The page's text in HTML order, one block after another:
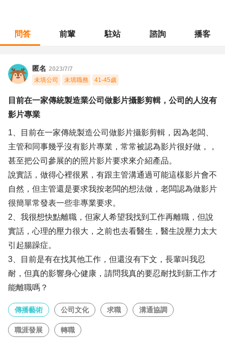
問答 前輩 駐站 諮詢 播客
匿名 2023/7/7
未填公司
未填職務 41-45歲
目前在一家傳統製造業公司做影片攝影剪輯，公司的人沒有
影片專業
1、目前在一家傳統製造公司做影片攝影剪輯，因為老闆、
主管和同事幾乎沒有影片專業，常常被認為影片很好做，，
甚至把公司參展的的照片影片要求來介紹產品。
說實話，做得心裡很累，有跟主管溝通過可能這樣影片會不
自然，但主管還是要求我按老闆的想法做，老闆認為做影片
很簡單常發表一些非專業要求。
2、我很想快點離職，但家人希望我找到工作再離職，但說
實話，心理的壓力很大，之前也去看醫生，醫生說壓力太大
引起腸躁症。
3、目前是有在找其他工作，但還沒有下文，長輩叫我忍
耐，但真的影響身心健康，請問我真的要忍耐找到新工作才
能離職嗎？
傳播藝術 公司文化 求職 溝通協調
職涯發展 轉職